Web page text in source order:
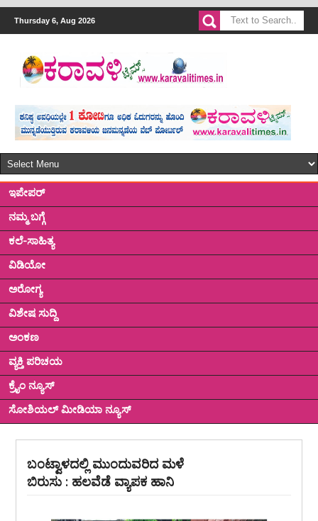
Thursday 6, Aug 2026
ಇಪೇಪರ್
ನಮ್ಮ ಬಗ್ಗೆ
ಕಲೆ-ಸಾಹಿತ್ಯ
ವಿಡಿಯೋ
ಅರೋಗ್ಯ
ವಿಶೇಷ ಸುದ್ದಿ
ಅಂಕಣ
ವ್ಯಕ್ತಿ ಪರಿಚಯ
ಕ್ರೈಂ ನ್ಯೂಸ್
ಸೋಶಿಯಲ್ ಮೀಡಿಯಾ ನ್ಯೂಸ್
ಬಂಟ್ವಾಳದಲ್ಲಿ ಮುಂದುವರಿದ ಮಳೆ
ಬಿರುಸು : ಹಲವೆಡೆ ವ್ಯಾಪಕ ಹಾನಿ